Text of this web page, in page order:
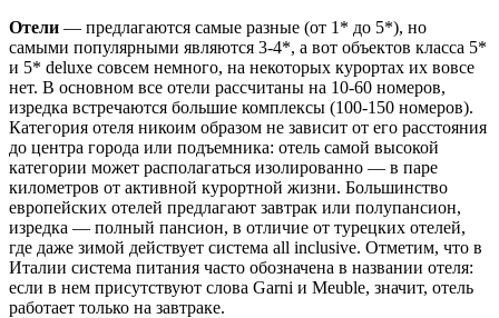
Отели — предлагаются самые разные (от 1* до 5*), но
самыми популярными являются 3-4*, а вот объектов класса 5*
и 5* deluxe совсем немного, на некоторых курортах их вовсе
нет. В основном все отели рассчитаны на 10-60 номеров,
изредка встречаются большие комплексы (100-150 номеров).
Категория отеля никоим образом не зависит от его расстояния
до центра города или подъемника: отель самой высокой
категории может располагаться изолированно — в паре
километров от активной курортной жизни. Большинство
европейских отелей предлагают завтрак или полупансион,
изредка — полный пансион, в отличие от турецких отелей,
где даже зимой действует система all inclusive. Отметим, что в
Италии система питания часто обозначена в названии отеля:
если в нем присутствуют слова Garni и Meuble, значит, отель
работает только на завтраке.